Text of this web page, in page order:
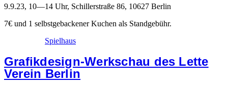
9.9.23, 10—14 Uhr, Schillerstraße 86, 10627 Berlin
7€ und 1 selbstgebackener Kuchen als Standgebühr.
Spielhaus
Grafikdesign-Werkschau des Lette
Verein Berlin